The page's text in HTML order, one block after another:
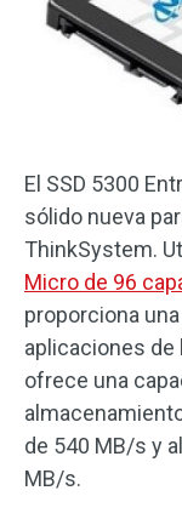
El SSD 5300
sólido nueva
ThinkSystem.
Micro de 96
proporciona
aplicaciones de
ofrece una
de 540 MB/s y
MB/s.